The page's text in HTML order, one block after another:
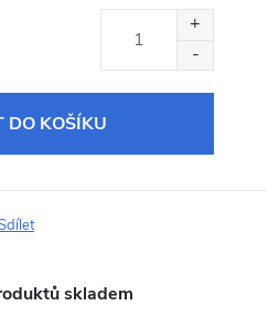
DO KOŠÍKU
skladem